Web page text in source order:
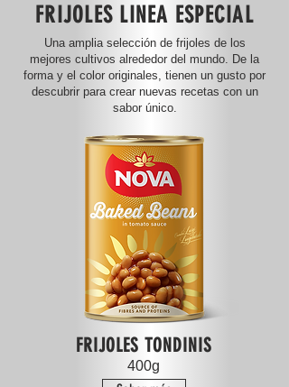
FRIJOLES LINEA ESPECIAL
Una amplia selección de frijoles de los
mejores cultivos alrededor del mundo. De la
forma y el color originales, tienen un gusto por
descubrir para crear nuevas recetas con un
sabor único.
FRIJOLES TONDINIS
400g